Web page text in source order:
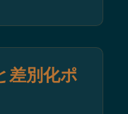
差別化ポ